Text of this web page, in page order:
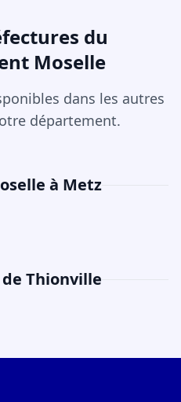
du
Moselle
dans les autres
département.
à Metz
Thionville